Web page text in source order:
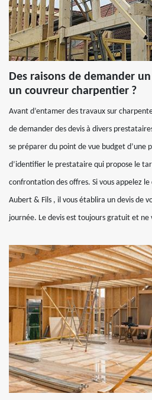
Des raisons de demander
un couvreur charpentier ?
Avant d’entamer des travaux sur
de demander des devis à divers
se préparer du point de vue budget d’une
d’identifier le prestataire qui propose le
confrontation des offres. Si vous appelez
Aubert & Fils , il vous établira un devis de
journée. Le devis est toujours gratuit et ne